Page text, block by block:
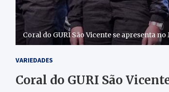
Coral do GURI São Vicente se apresenta no
VARIEDADES
Coral do GURI São